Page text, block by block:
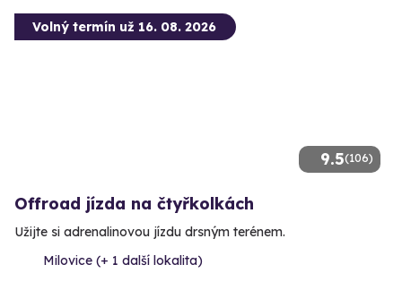
9.5(106)
Volný termín už 16. 08. 2026
Offroad jízda na čtyřkolkách
Užijte si adrenalinovou jízdu drsným terénem.
Milovice (+ 1 další lokalita)